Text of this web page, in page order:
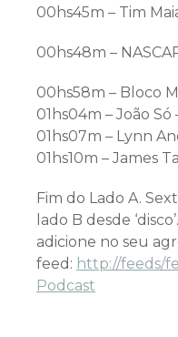
00hs45m – Tim
00hs48m –
00hs58m – Bloco
01hs04m – João
01hs07m – Lynn
01hs10m – James
Fim do Lado A.
lado B desde
adicione no seu
feed: http://feeds/
Podcast